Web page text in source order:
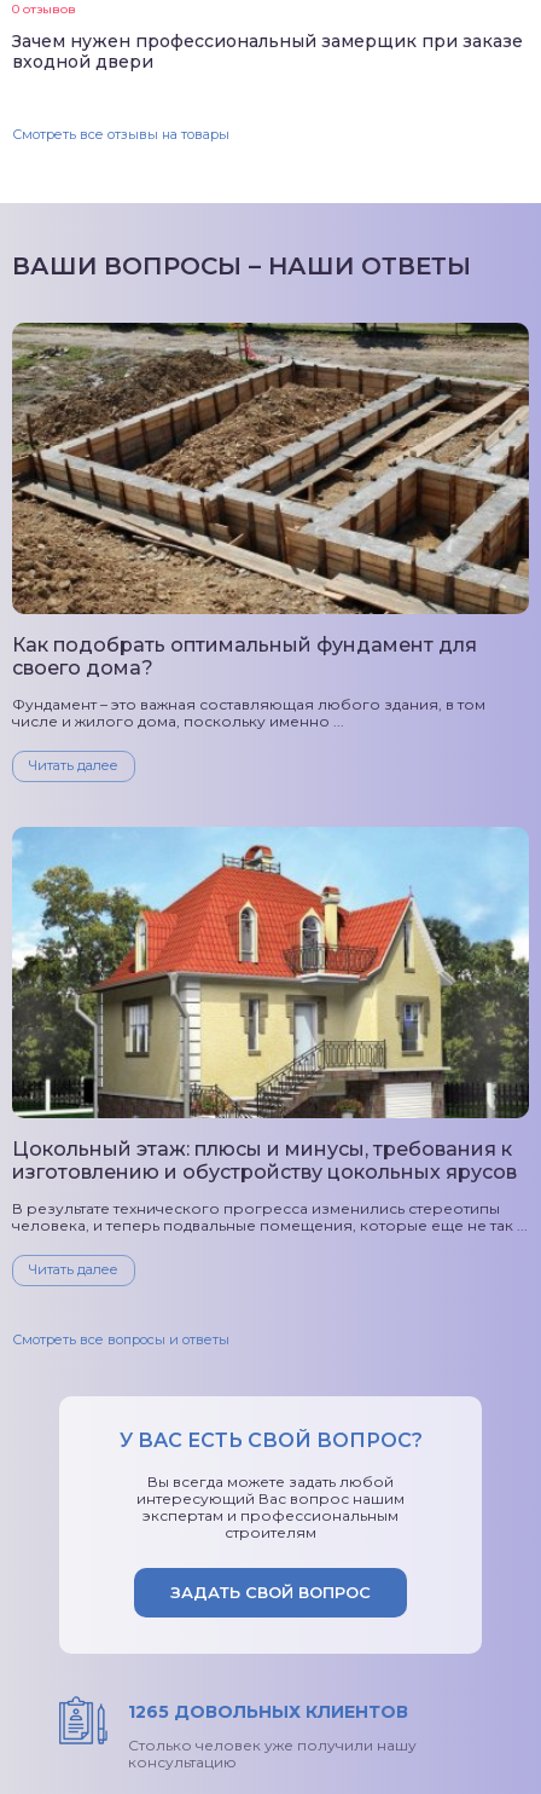
0 отзывов
Зачем нужен профессиональный замерщик при заказе
входной двери
Смотреть все отзывы на товары
ВАШИ ВОПРОСЫ – НАШИ ОТВЕТЫ
Как подобрать оптимальный фундамент для
своего дома?
Фундамент – это важная составляющая любого здания, в том
числе и жилого дома, поскольку именно ...
Читать далее
Цокольный этаж: плюсы и минусы, требования к
изготовлению и обустройству цокольных ярусов
В результате технического прогресса изменились стереотипы
человека, и теперь подвальные помещения, которые еще не так ...
Читать далее
Смотреть все вопросы и ответы
У ВАС ЕСТЬ СВОЙ ВОПРОС?
Вы всегда можете задать любой
интересующий Вас вопрос нашим
экспертам и профессиональным
строителям
ЗАДАТЬ СВОЙ ВОПРОС
1265 ДОВОЛЬНЫХ КЛИЕНТОВ
Столько человек уже получили нашу
консультацию